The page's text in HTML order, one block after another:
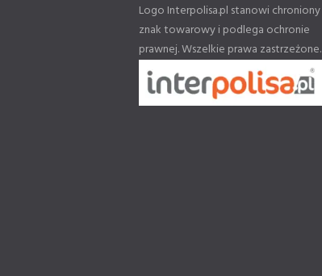
Logo Interpolisa.pl stanowi chroniony
znak towarowy i podlega ochronie
prawnej. Wszelkie prawa zastrzeżone.